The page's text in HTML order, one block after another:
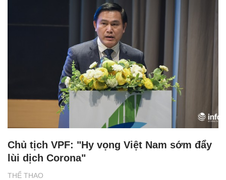
THỂ THAO
Chủ tịch VPF: "Hy vọng Việt Nam sớm đẩy
lùi dịch Corona"